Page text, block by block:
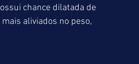
chance dilatada de
mais aliviados no peso,